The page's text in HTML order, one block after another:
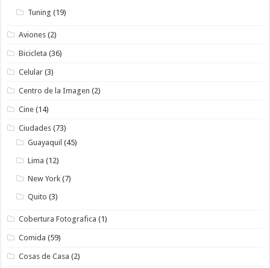
Tuning (19)
Aviones (2)
Bicicleta (36)
Celular (3)
Centro de la Imagen (2)
Cine (14)
Ciudades (73)
Guayaquil (45)
Lima (12)
New York (7)
Quito (3)
Cobertura Fotografica (1)
Comida (59)
Cosas de Casa (2)